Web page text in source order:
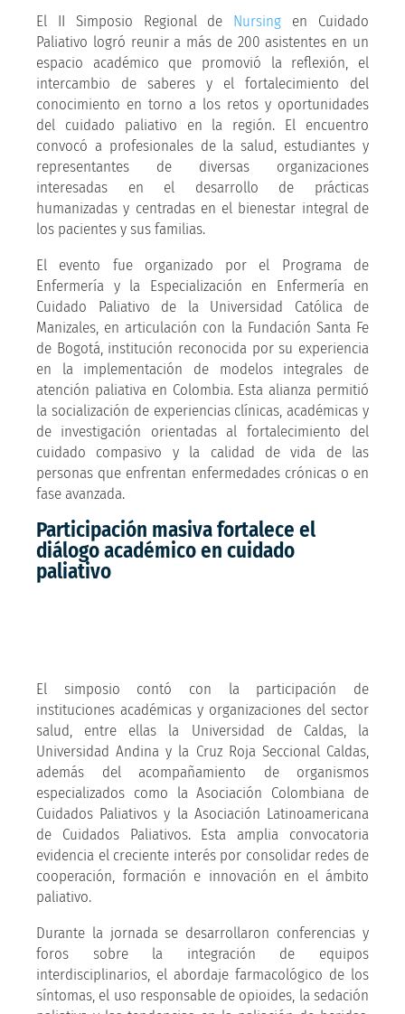
El II Simposio Regional de Nursing en Cuidado
Paliativo logró reunir a más de 200 asistentes en un
espacio académico que promovió la reflexión, el
intercambio de saberes y el fortalecimiento del
conocimiento en torno a los retos y oportunidades
del cuidado paliativo en la región. El encuentro
convocó a profesionales de la salud, estudiantes y
representantes de diversas organizaciones
interesadas en el desarrollo de prácticas
humanizadas y centradas en el bienestar integral de
los pacientes y sus familias.
El evento fue organizado por el Programa de
Enfermería y la Especialización en Enfermería en
Cuidado Paliativo de la Universidad Católica de
Manizales, en articulación con la Fundación Santa Fe
de Bogotá, institución reconocida por su experiencia
en la implementación de modelos integrales de
atención paliativa en Colombia. Esta alianza permitió
la socialización de experiencias clínicas, académicas y
de investigación orientadas al fortalecimiento del
cuidado compasivo y la calidad de vida de las
personas que enfrentan enfermedades crónicas o en
fase avanzada.
Participación masiva fortalece el
diálogo académico en cuidado
paliativo
El simposio contó con la participación de
instituciones académicas y organizaciones del sector
salud, entre ellas la Universidad de Caldas, la
Universidad Andina y la Cruz Roja Seccional Caldas,
además del acompañamiento de organismos
especializados como la Asociación Colombiana de
Cuidados Paliativos y la Asociación Latinoamericana
de Cuidados Paliativos. Esta amplia convocatoria
evidencia el creciente interés por consolidar redes de
cooperación, formación e innovación en el ámbito
paliativo.
Durante la jornada se desarrollaron conferencias y
foros sobre la integración de equipos
interdisciplinarios, el abordaje farmacológico de los
síntomas, el uso responsable de opioides, la sedación